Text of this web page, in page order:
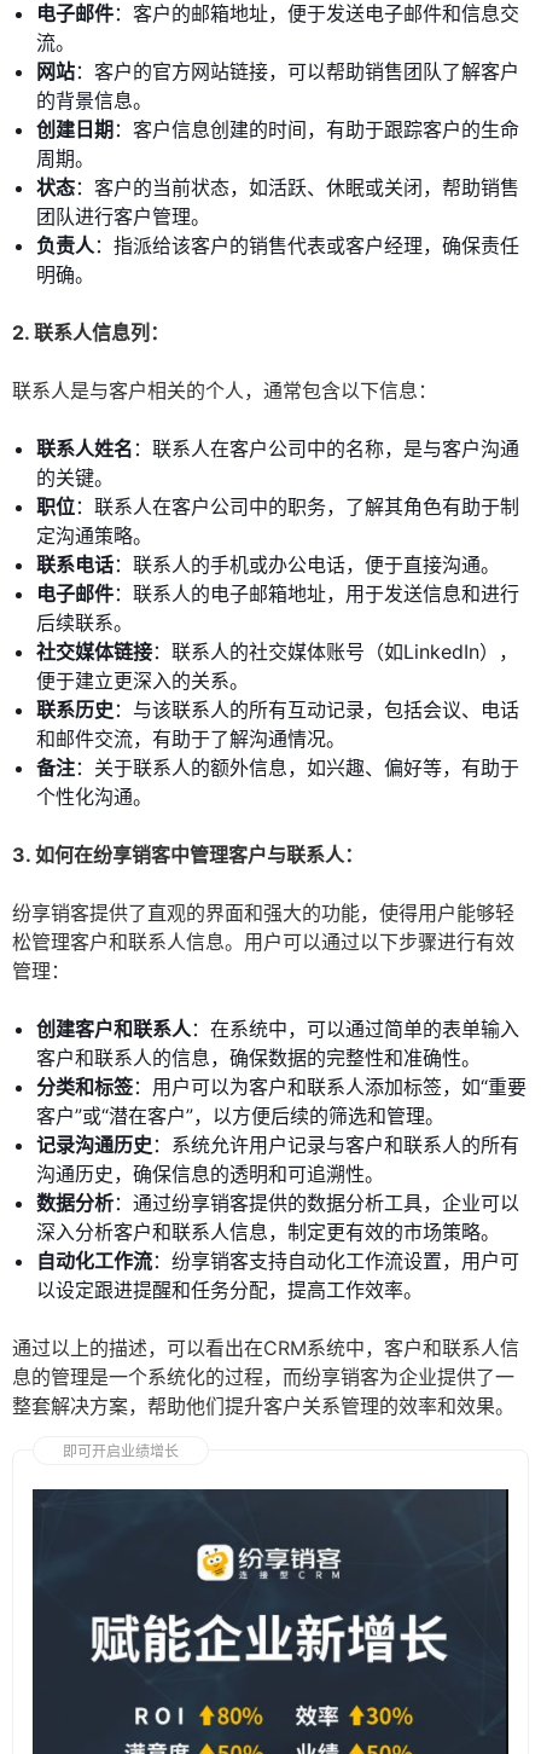
电子邮件：客户的邮箱地址，便于发送电子邮件和信息交
流。
网站：客户的官方网站链接，可以帮助销售团队了解客户
的背景信息。
创建日期 ：客户信息创建的时间，有助于跟踪客户的生命
周期。
状态：客户的当前状态，如活跃、休眠或关闭，帮助销售
团队进行客户管理。
负责人：指派给该客户的销售代表或客户经理，确保责任
明确。
2. 联系人信息列：
联系人是与客户相关的个人，通常包含以下信息：
联系人姓名 ：联系人在客户公司中的名称，是与客户沟通
的关键。
职位：联系人在客户公司中的职务，了解其角色有助于制
定沟通策略。
联系电话：联系人的手机或办公电话，便于直接沟通。
电子邮件：联系人的电子邮箱地址，用于发送信息和进行
后续联系。
社交媒体链接：联系人的社交媒体账号（如LinkedIn），
便于建立更深入的关系。
联系历史 ：与该联系人的所有互动记录，包括会议、电话
和邮件交流，有助于了解沟通情况。
备注：关于联系人的额外信息，如兴趣、偏好等，有助于
个性化沟通。
3. 如何在纷享销客中管理客户与联系人：
纷享销客提供了直观的界面和强大的功能，使得用户能够轻
松管理客户和联系人信息。用户可以通过以下步骤进行有效
管理：
创建客户和联系人：在系统中，可以通过简单的表单输入
客户和联系人的信息，确保数据的完整性和准确性。
分类和标签：用户可以为客户和联系人添加标签，如“重要
客户”或“潜在客户”，以方便后续的筛选和管理。
记录沟通历史 ：系统允许用户记录与客户和联系人的所有
沟通历史，确保信息的透明和可追溯性。
数据分析：通过纷享销客提供的数据分析工具，企业可以
深入分析客户和联系人信息，制定更有效的市场策略。
自动化工作流：纷享销客支持自动化工作流设置，用户可
以设定跟进提醒和任务分配，提高工作效率。
通过以上的描述，可以看出在CRM系统中，客户和联系人信
息的管理是一个系统化的过程，而纷享销客为企业提供了一
整套解决方案，帮助他们提升客户关系管理的效率和效果。
即可开启业绩增长